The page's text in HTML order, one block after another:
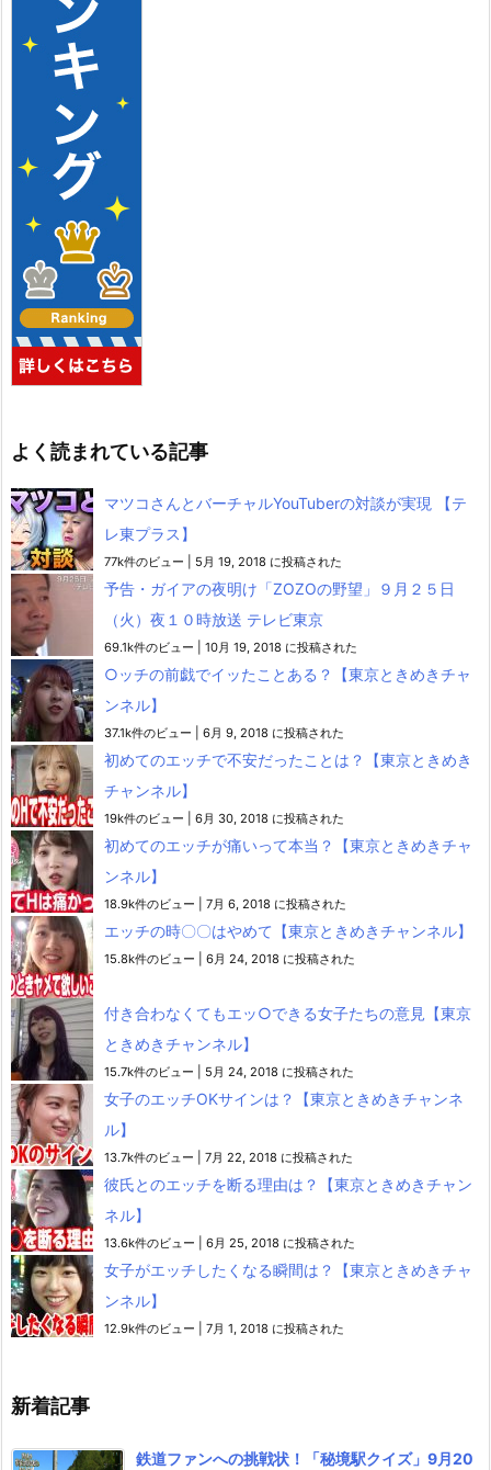
よく読まれている記事
マツコさんとバーチャルYouTuberの対談が実現 【テ
レ東プラス】
77k件のビュー 5月 19, 2018 に投稿された
予告・ガイアの夜明け「ZOZOの野望」９月２５日
（火）夜１０時放送 テレビ東京
69.1k件のビュー 10月 19, 2018 に投稿された
○ッチの前戯でイッたことある？【東京ときめきチャ
ンネル】
37.1k件のビュー 6月 9, 2018 に投稿された
初めてのエッチで不安だったことは？【東京ときめき
チャンネル】
19k件のビュー 6月 30, 2018 に投稿された
初めてのエッチが痛いって本当？【東京ときめきチャ
ンネル】
18.9k件のビュー 7月 6, 2018 に投稿された
エッチの時〇〇はやめて【東京ときめきチャンネル】
15.8k件のビュー 6月 24, 2018 に投稿された
付き合わなくてもエッ○できる女子たちの意見【東京
ときめきチャンネル】
15.7k件のビュー 5月 24, 2018 に投稿された
女子のエッチOKサインは？【東京ときめきチャンネ
ル】
13.7k件のビュー 7月 22, 2018 に投稿された
彼氏とのエッチを断る理由は？【東京ときめきチャン
ネル】
13.6k件のビュー 6月 25, 2018 に投稿された
女子がエッチしたくなる瞬間は？【東京ときめきチャ
ンネル】
12.9k件のビュー 7月 1, 2018 に投稿された
新着記事
鉄道ファンへの挑戦状！「秘境駅クイズ」9月20